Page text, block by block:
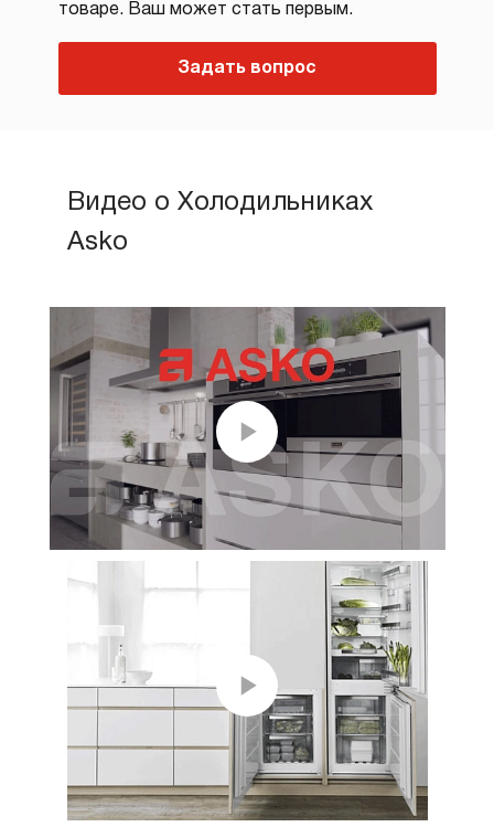
товаре. Ваш может стать первым.
Задать вопрос
Видео о Холодильниках
Asko